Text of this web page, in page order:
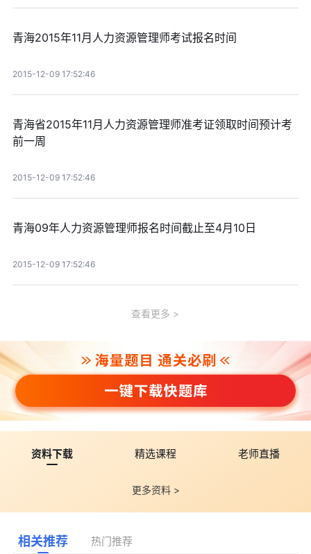
青海2015年11月人力资源管理师考试报名时间
2015-12-09 17:52:46
青海省2015年11月人力资源管理师准考证领取时间预计考
前一周
2015-12-09 17:52:46
青海09年人力资源管理师报名时间截止至4月10日
2015-12-09 17:52:46
查看更多
资料下载 精选课程 老师直播
更多资料 >
相关推荐 热门推荐